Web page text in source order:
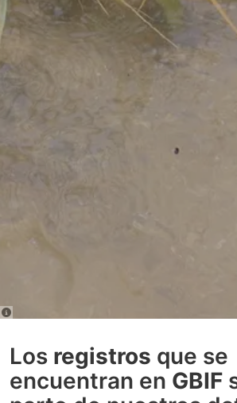
Los registros que se
encuentran en GBIF